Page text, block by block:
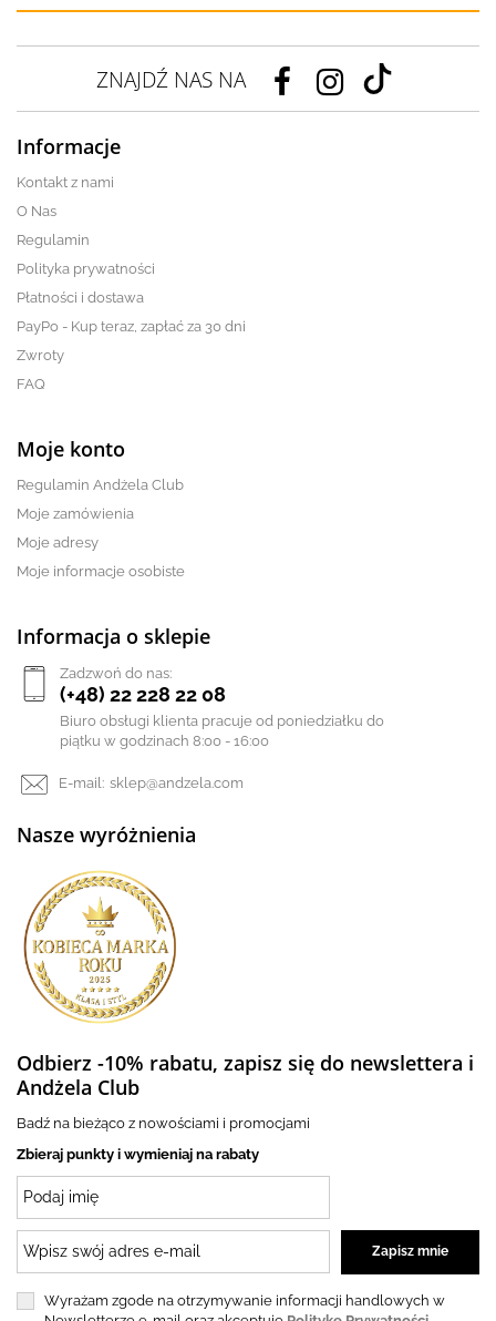
ZNAJDŹ NAS NA
Informacje
Kontakt z nami
O Nas
Regulamin
Polityka prywatności
Płatności i dostawa
PayPo - Kup teraz, zapłać za 30 dni
Zwroty
FAQ
Moje konto
Regulamin Andżela Club
Moje zamówienia
Moje adresy
Moje informacje osobiste
Informacja o sklepie
Zadzwoń do nas:
(+48) 22 228 22 08
Biuro obsługi klienta pracuje od poniedziałku do
piątku w godzinach 8:00 - 16:00
E-mail: sklep@andzela.com
Nasze wyróżnienia
Odbierz -10% rabatu, zapisz się do newslettera i
Andżela Club
Badź na bieżąco z nowościami i promocjami
Zbieraj punkty i wymieniaj na rabaty
Wyrażam zgode na otrzymywanie informacji handlowych w